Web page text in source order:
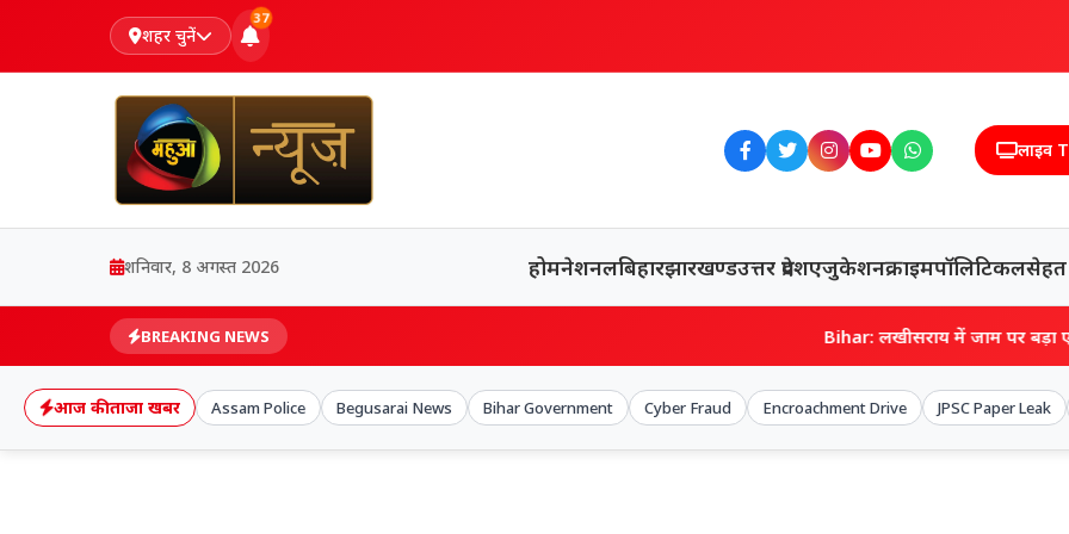
शहर चुनें
37
लाइव
शनिवार, 8 अगस्त 2026 होमनेशनलबिहारझारखण्डउत्तर प्रदेशएजुकेशनक्राइमपॉलिटिकलसेहत
BREAKING NEWS Bihar: लखीसराय में जाम पर बड़ा एक्शन, अवैध
आज की ताजा खबर Assam Police Begusarai News Bihar Government Cyber Fraud Encroachment Drive JPSC Paper Leak